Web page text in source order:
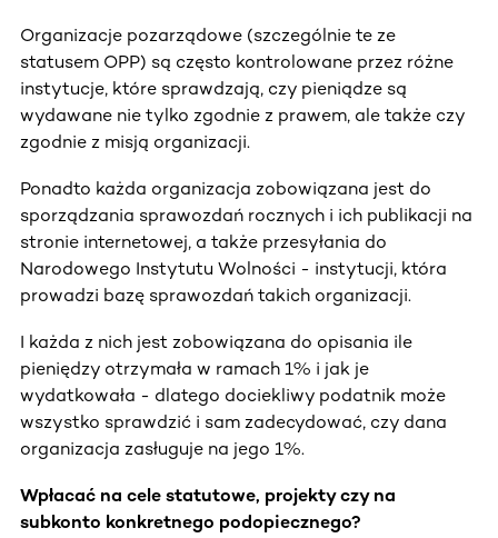
Organizacje pozarządowe (szczególnie te ze
statusem OPP) są często kontrolowane przez różne
instytucje, które sprawdzają, czy pieniądze są
wydawane nie tylko zgodnie z prawem, ale także czy
zgodnie z misją organizacji.
Ponadto każda organizacja zobowiązana jest do
sporządzania sprawozdań rocznych i ich publikacji na
stronie internetowej, a także przesyłania do
Narodowego Instytutu Wolności - instytucji, która
prowadzi bazę sprawozdań takich organizacji.
I każda z nich jest zobowiązana do opisania ile
pieniędzy otrzymała w ramach 1% i jak je
wydatkowała - dlatego dociekliwy podatnik może
wszystko sprawdzić i sam zadecydować, czy dana
organizacja zasługuje na jego 1%.
Wpłacać na cele statutowe, projekty czy na
subkonto konkretnego podopiecznego?